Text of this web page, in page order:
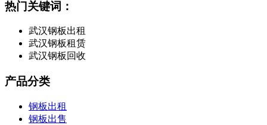
热门关键词：
武汉钢板出租
武汉钢板租赁
武汉钢板回收
产品分类
钢板出租
钢板出售